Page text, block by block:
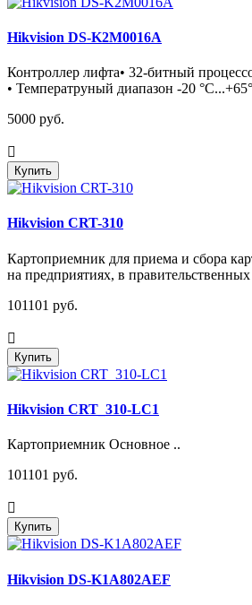
Hikvision DS-K2M0016A
Контроллер лифта• 32-битный
• Температруный диапазон -20
5000 руб.
Купить
Hikvision CRT-310
Картоприемник для приема и сбора
на предприятиях, в
101101 руб.
Купить
Hikvision CRT_310-LC1
Картоприемник Основное ..
101101 руб.
Купить
Hikvision DS-K1A802AEF